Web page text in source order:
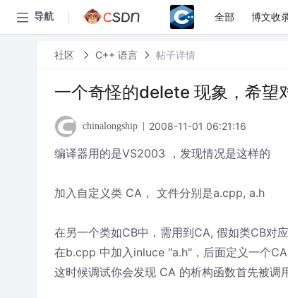
导航 全部 博文收
社区 C++ 语言 帖子详情
一个奇怪的delete 现象，希望
chinalongship 2008-11-01 06:21:16
编译器用的是VS2003 ，发现情况是这样的
加入自定义类 CA， 文件分别是a.cpp, a.h
在另一个类如CB中，需用到CA, 假如类CB对
在b.cpp 中加入inluce "a.h"，后面定义一个
这时候调试你会发现 CA 的析构函数首先被调